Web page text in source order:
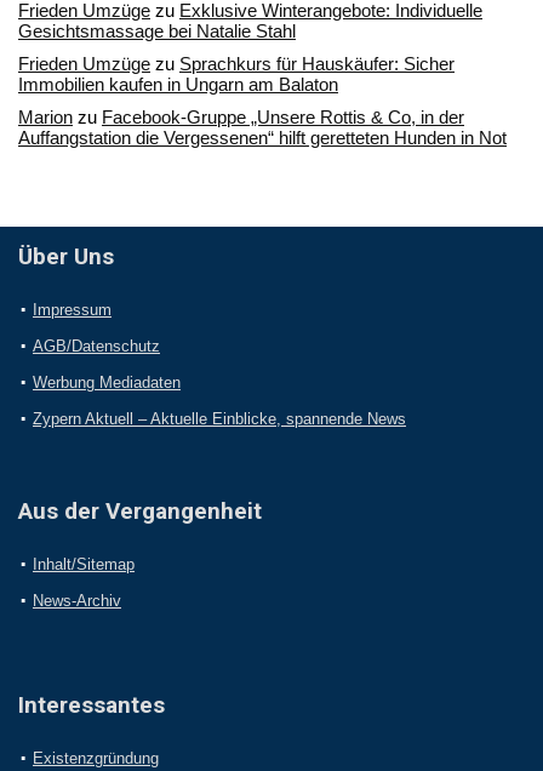
Frieden Umzüge zu Exklusive Winterangebote: Individuelle
Gesichtsmassage bei Natalie Stahl
Frieden Umzüge zu Sprachkurs für Hauskäufer: Sicher
Immobilien kaufen in Ungarn am Balaton
Marion zu Facebook-Gruppe „Unsere Rottis & Co, in der
Auffangstation die Vergessenen“ hilft geretteten Hunden in Not
Über Uns
Impressum
AGB/Datenschutz
Werbung Mediadaten
Zypern Aktuell – Aktuelle Einblicke, spannende News
Aus der Vergangenheit
Inhalt/Sitemap
News-Archiv
Interessantes
Existenzgründung